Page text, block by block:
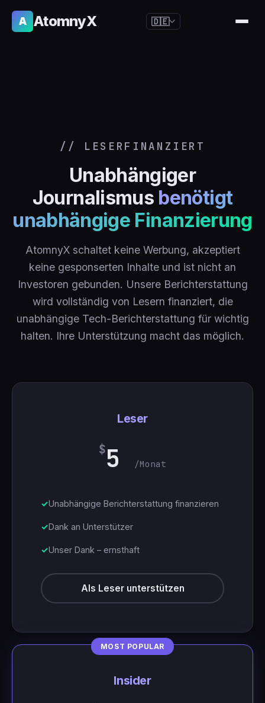
A AtomnyX 🇩🇪
🇷🇺Русский
🇨🇳 简体中文
🇮🇹 Italiano
🇳🇱Nederlands
🇹🇷Türkçe
// LESERFINANZIERT
Unabhängiger
Journalismus benötigt
unabhängige Finanzierung
AtomnyX schaltet keine Werbung, akzeptiert
keine gesponserten Inhalte und ist nicht an
Investoren gebunden. Unsere Berichterstattung
wird vollständig von Lesern finanziert, die
unabhängige Tech-Berichterstattung für wichtig
halten. Ihre Unterstützung macht das möglich.
Leser
$5 /Monat
Unabhängige Berichterstattung finanzieren
Dank an Unterstützer
Unser Dank – ernsthaft
Als Leser unterstützen
Insider